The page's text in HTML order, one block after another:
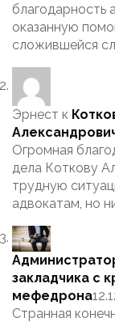
благодарность
оказанную
сложившейся
Эрнест к
Огромная
дела Коткову
трудную
адвокатам, но
закладчика с
мефедрона
Странная